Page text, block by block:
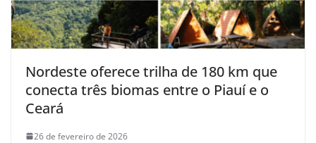
Nordeste oferece trilha de 180 km que
conecta três biomas entre o Piauí e o
Ceará
26 de fevereiro de 2026